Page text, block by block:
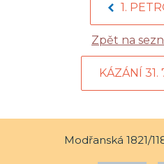
1.
Zpět na
KÁZÁNÍ 31.
Modřanská 1821/